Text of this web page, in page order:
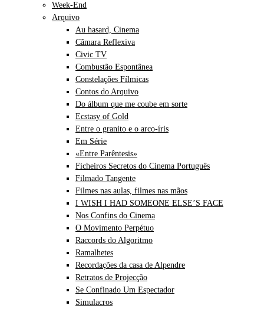
Week-End
Arquivo
Au hasard, Cinema
Câmara Reflexiva
Civic TV
Combustão Espontânea
Constelações Fílmicas
Contos do Arquivo
Do álbum que me coube em sorte
Ecstasy of Gold
Entre o granito e o arco-íris
Em Série
«Entre Parêntesis»
Ficheiros Secretos do Cinema Português
Filmado Tangente
Filmes nas aulas, filmes nas mãos
I WISH I HAD SOMEONE ELSE’S FACE
Nos Confins do Cinema
O Movimento Perpétuo
Raccords do Algoritmo
Ramalhetes
Recordações da casa de Alpendre
Retratos de Projecção
Se Confinado Um Espectador
Simulacros